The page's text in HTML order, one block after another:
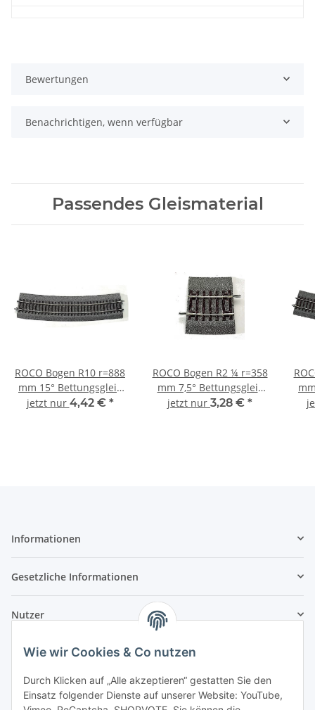
Wie wir Cookies & Co nutzen
Durch Klicken auf „Alle akzeptieren“ gestatten Sie den
Einsatz folgender Dienste auf unserer Website: YouTube,
Bewertungen
Benachrichtigen, wenn verfügbar
Passendes Gleismaterial
ROCO Bogen R10 r=888
mm 15° Bettungsgleis
RocoLine 42528 Spur H0
jetzt nur 4,42 € *
ROCO Bogen R2 ¼ r=358
mm 7,5° Bettungsgleis
RocoLine 42508 Spur H0
jetzt nur 3,28 € *
Informationen
Gesetzliche Informationen
Nutzer